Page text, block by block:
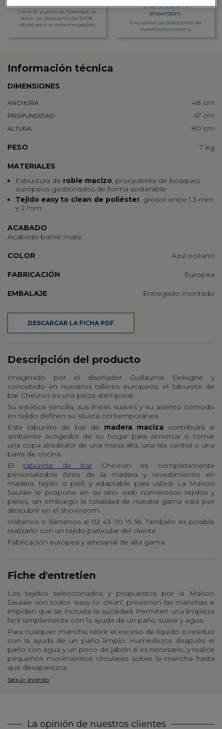
Gane 47 puntos de fidelidad, es
decir, un descuento de 9,40€
válido para su próximo pedido
Personalización en
showroom
Encuentre las direcciones de
nuestros showrooms
Información técnica
DIMENSIONES
ANCHURA 48 cm
PROFUNDIDAD 47 cm
ALTURA 80 cm
PESO 7 kg
MATERIALES
Estructura de roble macizo, procedente de bosques
europeos gestionados de forma sostenible
Tejido easy to clean de poliéster, grosor entre 1,3 mm
y 2 mm
ACABADO
Acabado barniz mate
COLOR Azul océano
FABRICACIÓN Europea
EMBALAJE Entregado montado
DESCARGAR LA FICHA PDF
Descripción del producto
Imaginado por el diseñador Guillaume Delvigne y
concebido en nuestros talleres europeos, el taburete de
bar Chevron es una pieza atemporal.
Su estética sencilla, sus líneas suaves y su asiento cómodo
en tejido definen su silueta contemporánea.
Este taburete de bar de madera maciza contribuirá al
ambiente acogedor de su hogar para almorzar o tomar
una copa alrededor de una mesa alta, una isla central o una
barra de cocina.
El taburete de bar Chevron es completamente
personalizable (tinte de la madera y revestimiento en
madera, tejido o piel) y adaptable para usted. La Maison
Saulaie le propone en su sitio web numerosos tejidos y
pieles, sin embargo la totalidad de nuestra gama está por
descubrir en el showroom.
Visítenos o llámenos al 02 43 70 15 56. También es posible
realizarlo con un tejido particular del cliente.
Fabricación europea y artesanal de alta gama.
Fiche d'entretien
Los tejidos seleccionados y propuestos por la Maison
Saulaie son todos 'easy to clean', previenen las manchas e
impiden que se incruste la suciedad. Permiten una limpieza
fácil simplemente con la ayuda de un paño suave y agua.
Para cualquier mancha, retire el exceso de líquido o residuo
con la ayuda de un paño limpio. Humedezca después el
paño con agua y un poco de jabón si es necesario, y realice
pequeños movimientos circulares sobre la mancha hasta
que desaparezca.
Seguir leyendo
La opinión de nuestros clientes